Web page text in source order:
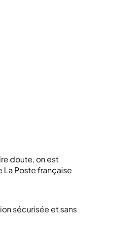
doute, on est
La Poste française
sécurisée et sans